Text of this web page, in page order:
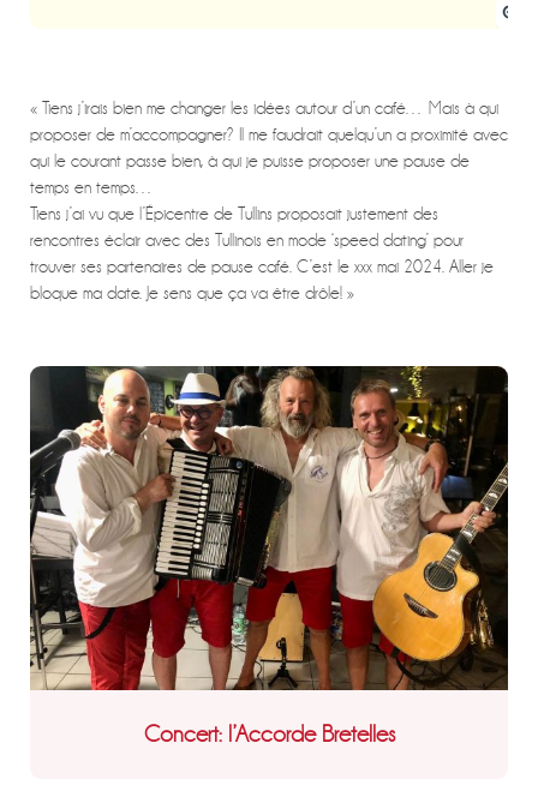
« Tiens j’irais bien me changer les idées autour d’un café… Mais à qui
proposer de m’accompagner? Il me faudrait quelqu’un a proximité avec
qui le courant passe bien, à qui je puisse proposer une pause de
temps en temps…
Tiens j’ai vu que l’Épicentre de Tullins proposait justement des
rencontres éclair avec des Tullinois en mode ‘speed dating’ pour
trouver ses partenaires de pause café. C’est le xxx mai 2024. Aller je
bloque ma date. Je sens que ça va être drôle! »
Concert: l’Accorde Bretelles